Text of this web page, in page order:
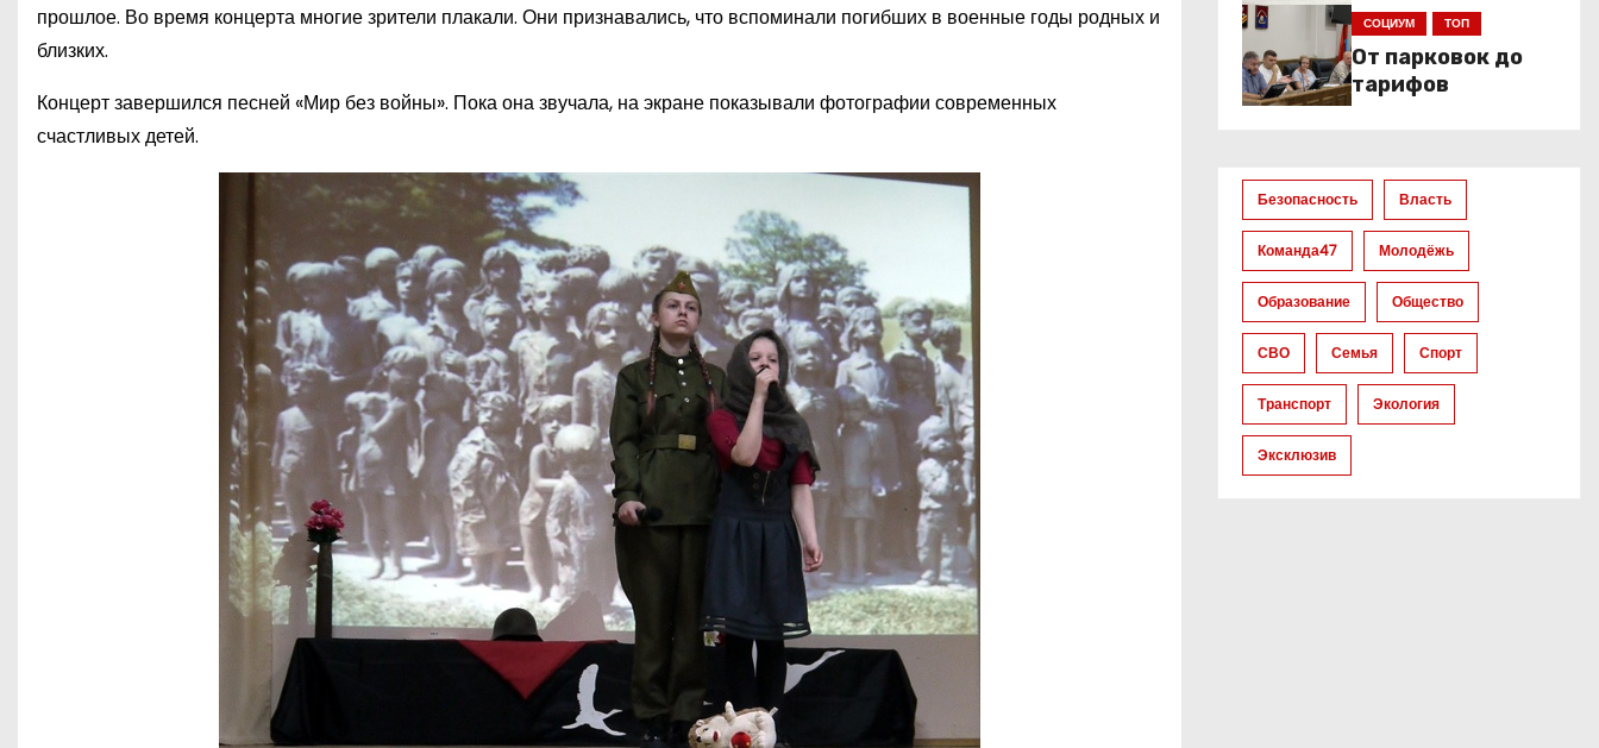
прошлое. Во время концерта многие зрители плакали. Они признавались, что вспоминали погибших в военные годы родных и
близких.
Концерт завершился песней «Мир без войны». Пока она звучала, на экране показывали фотографии современных
счастливых детей.
СОЦИУМ ТОП
От парковок до
тарифов
Безопасность Власть
Команда47 Молодёжь
Образование Общество
СВО Семья Спорт
Транспорт Экология
Эксклюзив